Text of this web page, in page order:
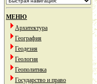
МЕНЮ
Архитектура
География
Геодезия
Геология
Геополитика
Государство и право